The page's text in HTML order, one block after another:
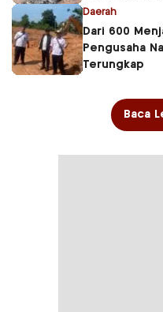
Daerah
Dari 600
Pengusaha
Terungkap
Baca